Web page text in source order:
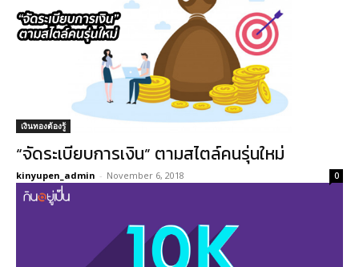
เงินทองต้องรู้
“จัดระเบียบการเงิน” ตามสไตล์คนรุ่นใหม่
kinyupen_admin - November 6, 2018 0